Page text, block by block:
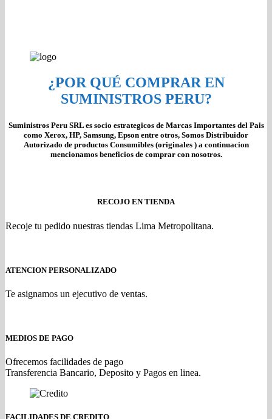
¿POR QUÉ COMPRAR EN
SUMINISTROS PERU?
Suministros Peru SRL es socio estrategicos de Marcas Importantes del Pais
como Xerox, HP, Samsung, Epson entre otros, Somos Distribuidor
Autorizado de productos Consumibles (originales ) a continuacion
mencionamos beneficios de comprar con nosotros.
RECOJO EN TIENDA
Recoje tu pedido nuestras tiendas Lima Metropolitana.
ATENCION PERSONALIZADO
Te asignamos un ejecutivo de ventas.
MEDIOS DE PAGO
Ofrecemos facilidades de pago
Transferencia Bancario, Deposito y Pagos en linea.
FACILIDADES DE CREDITO